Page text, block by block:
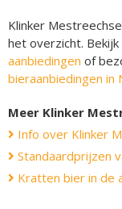
Klinker
het overzicht. Bekijk
aanbiedingen of
bieraanbiedingen in
Meer Klinker
Info over Klinker
Standaardprijzen
Kratten bier in de